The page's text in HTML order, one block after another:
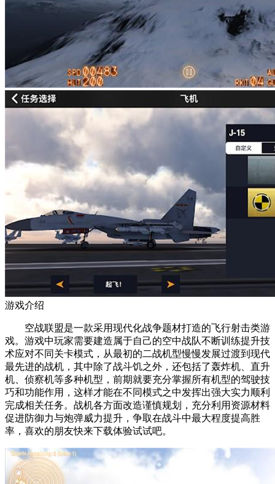
游戏介绍
空战联盟是一款采用现代化战争题材打造的飞行射击类游
戏。游戏中玩家需要建造属于自己的空中战队不断训练提升技
术应对不同关卡模式，从最初的二战机型慢慢发展过渡到现代
最先进的战机，其中除了战斗饥之外，还包括了轰炸机、直升
机、侦察机等多种机型，前期就要充分掌握所有机型的驾驶技
巧和功能作用，这样才能在不同模式之中发挥出强大实力顺利
完成相关任务。战机各方面改造谨慎规划，充分利用资源材料
促进防御力与炮弹威力提升，争取在战斗中最大程度提高胜
率，喜欢的朋友快来下载体验试试吧。